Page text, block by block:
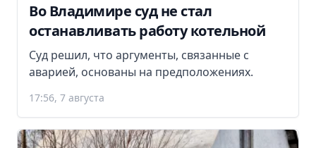
Во Владимире суд не стал
останавливать работу котельной
Суд решил, что аргументы, связанные с
аварией, основаны на предположениях.
17:56, 7 августа